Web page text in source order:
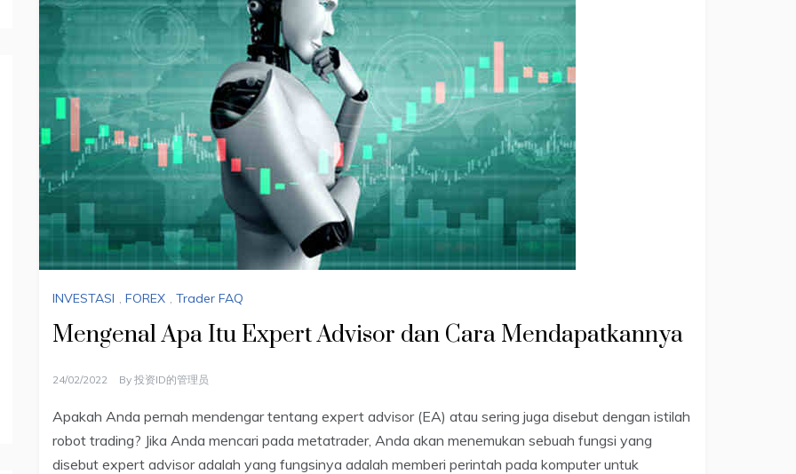
INVESTASI , FOREX , Trader FAQ
Mengenal Apa Itu Expert Advisor dan Cara Mendapatkannya
24/02/2022 By 投资ID的管理员
Apakah Anda pernah mendengar tentang expert advisor (EA) atau sering juga disebut dengan istilah
robot trading? Jika Anda mencari pada metatrader, Anda akan menemukan sebuah fungsi yang
disebut expert advisor adalah yang fungsinya adalah memberi perintah pada komputer untuk